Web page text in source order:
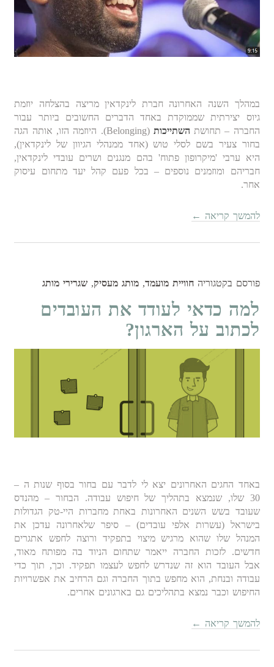
במהלך השנה האחרונה חברת לינקדאין מריצה בהצלחה יוזמת
גיוס יצירתית שממוקדת באחד הדברים החשובים ביותר עבור
החברה – תחושת השתייכות
(Belonging). היוזמה הזו, אותה הגה
בחור צעיר בשם לסלי טוש (אחד ממנהלי הגיוון של לינקדאין),
היא ערבי 'מיקרופון פתוח' בהם מנגנים ושרים עובדי לינקדאין,
חבריהם ומוזמנים נוספים – בכל פעם קהל יעד מתחום עיסוק
אחר.
להמשך קריאה ←
פורסם בקטגוריהחוויית מועמד,מותג מעסיק,שגרירי מותג
למה כדאי לעודד את העובדים
לכתוב על הארגון?
באחד החגים האחרונים יצא לי לדבר עם בחור בסוף שנות ה –
30 שלו, שנמצא בתהליך של חיפוש עבודה. הבחור – מהנדס
שעובד בשש השנים האחרונות באחת מחברות היי-טק הגדולות
בישראל (עשרות אלפי עובדים) – סיפר שלאחרונה עדכן את
המנהל שלו שהוא מרגיש מיצוי בתפקיד ורוצה לחפש אתגרים
חדשים. לזכות החברה ייאמר שתחום הניוד בה מפותח מאוד,
אבל העובד הוא זה שנדרש לחפש לעצמו תפקיד. וכך, תוך כדי
עבודה ובנחת, הוא מחפש בתוך החברה וגם הרחיב את אפשרויות
החיפוש וכבר נמצא בתהליכים גם בארגונים אחרים.
להמשך קריאה ←